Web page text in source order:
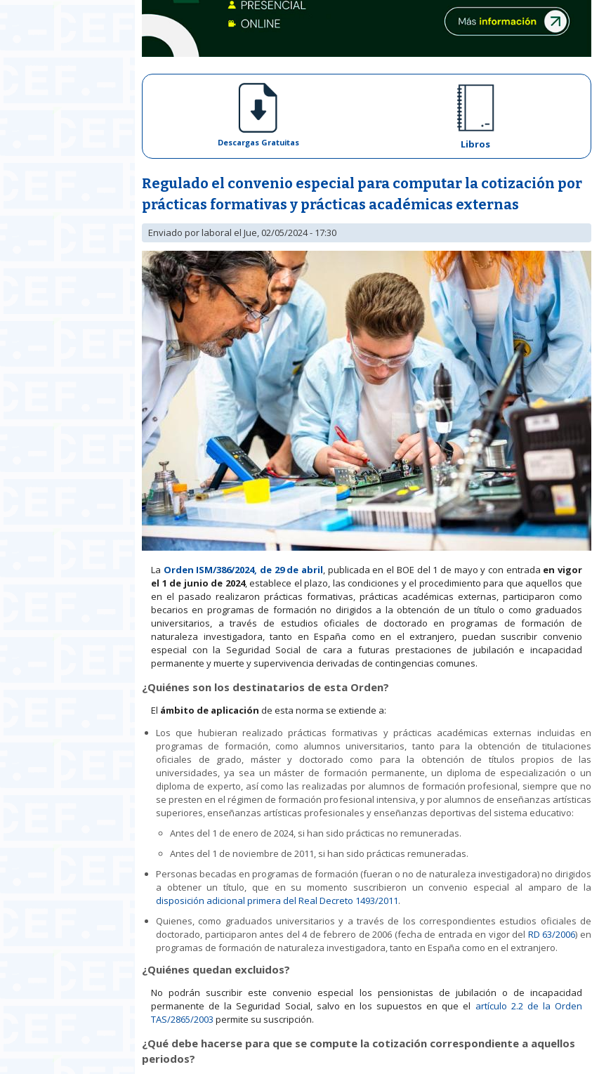
Descargas Gratuitas Libros
Regulado el convenio especial para computar la cotización por
prácticas formativas y prácticas académicas externas
Enviado porlaboral el Jue, 02/05/2024 - 17:30
La Orden ISM/386/2024, de 29 de abril , publicada en el BOE del 1 de mayo y con entrada en vigor
el 1 de junio de 2024, establece el plazo, las condiciones y el procedimiento para que aquellos que
en el pasado realizaron prácticas formativas, prácticas académicas externas, participaron como
becarios en programas de formación no dirigidos a la obtención de un título o como graduados
universitarios, a través de estudios oficiales de doctorado en programas de formación de
naturaleza investigadora, tanto en España como en el extranjero, puedan suscribir convenio
especial con la Seguridad Social de cara a futuras prestaciones de jubilación e incapacidad
permanente y muerte y supervivencia derivadas de contingencias comunes.
¿Quiénes son los destinatarios de esta Orden?
El ámbito de aplicación de esta norma se extiende a:
Los que hubieran realizado prácticas formativas y prácticas académicas externas incluidas en
programas de formación, como alumnos universitarios, tanto para la obtención de titulaciones
oficiales de grado, máster y doctorado como para la obtención de títulos propios de las
universidades, ya sea un máster de formación permanente, un diploma de especialización o un
diploma de experto, así como las realizadas por alumnos de formación profesional, siempre que no
se presten en el régimen de formación profesional intensiva, y por alumnos de enseñanzas artísticas
superiores, enseñanzas artísticas profesionales y enseñanzas deportivas del sistema educativo:
Antes del 1 de enero de 2024, si han sido prácticas no remuneradas.
Antes del 1 de noviembre de 2011, si han sido prácticas remuneradas.
Personas becadas en programas de formación (fueran o no de naturaleza investigadora) no dirigidos
a obtener un título, que en su momento suscribieron un convenio especial al amparo de la
disposición adicional primera del Real Decreto 1493/2011.
Quienes, como graduados universitarios y a través de los correspondientes estudios oficiales de
doctorado, participaron antes del 4 de febrero de 2006 (fecha de entrada en vigor del RD 63/2006) en
programas de formación de naturaleza investigadora, tanto en España como en el extranjero.
¿Quiénes quedan excluidos?
No podrán suscribir este convenio especial los pensionistas de jubilación o de incapacidad
permanente de la Seguridad Social, salvo en los supuestos en que el artículo 2.2 de la Orden
TAS/2865/2003 permite su suscripción.
¿Qué debe hacerse para que se compute la cotización correspondiente a aquellos
periodos?